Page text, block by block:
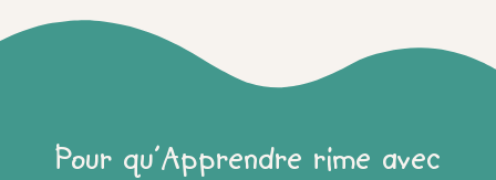
Pour qu'Apprendre rime avec